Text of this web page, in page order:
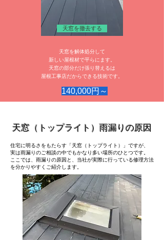
天窓を撤去する
天窓を解体処分して
新しい屋根材で平らにます。
天窓の部分だけ張り替えるは
​屋根工事店だからできる技術です。
140,000円～
天窓（トップライト）雨漏りの原因
住宅に明るさをもたらす「天窓（トップライト）」ですが、
実は雨漏りのご相談の中でもかなり多い場所のひとつです。
ここでは、雨漏りの原因と、当社が実際に行っている修理方法
を分かりやすくご紹介します。